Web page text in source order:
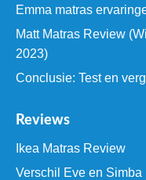
Emma matras
Matt Matras Review
2023)
Conclusie: Test en
Reviews
Ikea Matras Review
Verschil Eve en Simba